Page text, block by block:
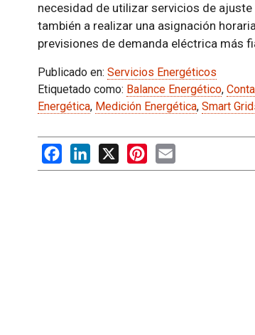
necesidad de utilizar servicios de
también a realizar una asignación
previsiones de demanda eléctrica más
Publicado en: Servicios Energéticos
Etiquetado como: Balance Energético,
Energética, Medición Energética, Smart
FacebookLinkedIn
X PinterestEmail